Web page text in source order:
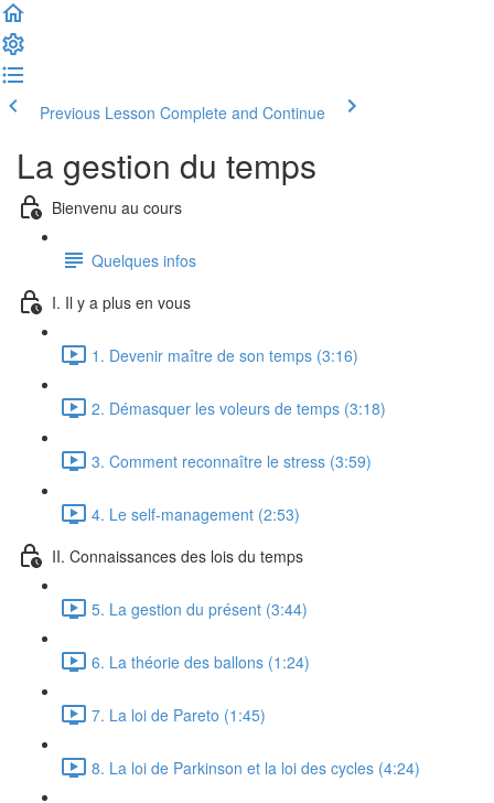
Previous Lesson Complete and Continue
La gestion du temps
Bienvenu au cours
Quelques infos
I. Il y a plus en vous
1. Devenir maître de son temps (3:16)
2. Démasquer les voleurs de temps (3:18)
3. Comment reconnaître le stress (3:59)
4. Le self-management (2:53)
II. Connaissances des lois du temps
5. La gestion du présent (3:44)
6. La théorie des ballons (1:24)
7. La loi de Pareto (1:45)
8. La loi de Parkinson et la loi des cycles (4:24)